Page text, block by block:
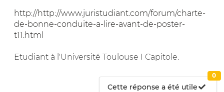
http://http://www.juristudiant.com/forum/charte-
de-bonne-conduite-a-lire-avant-de-poster-
t11.html
Etudiant à l'Université Toulouse I Capitole.
Cette réponse a été utile
0